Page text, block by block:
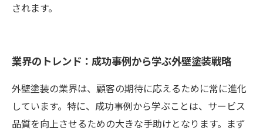
されます。
業界のトレンド：成功事例から学ぶ外壁塗装戦略
外壁塗装の業界は、顧客の期待に応えるために常に進化
しています。特に、成功事例から学ぶことは、サービス
品質を向上させるための大きな手助けとなります。まず